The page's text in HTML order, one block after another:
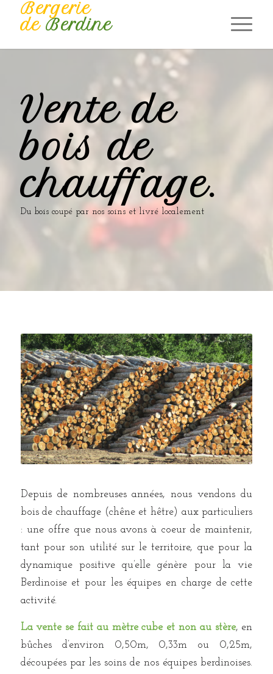
Bergerie
deBerdine
Vente de
bois de
chauffage.
Du bois coupé par nos soins et livré localement
Depuis de nombreuses années, nous vendons du
bois de chauffage (chêne et hêtre) aux particuliers
: une offre que nous avons à coeur de maintenir,
tant pour son utilité sur le territoire, que pour la
dynamique positive qu’elle génère pour la vie
Berdinoise et pour les équipes en charge de cette
activité.
La vente se fait au mètre cube et non au stère, en
bûches d’environ 0,50m, 0,33m ou 0,25m,
découpées par les soins de nos équipes berdinoises.